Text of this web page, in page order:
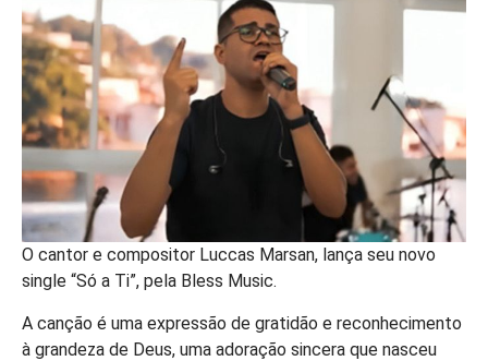
O cantor e compositor Luccas Marsan, lança seu novo
single “Só a Ti”, pela Bless Music.
A canção é uma expressão de gratidão e reconhecimento
à grandeza de Deus, uma adoração sincera que nasceu